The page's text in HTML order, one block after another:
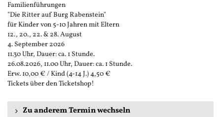
Familienführungen
"Die Ritter auf Burg Rabenstein"
für Kinder von 5-10 Jahren mit Eltern
12., 20., 22. & 28. August
4. September 2026
11.30 Uhr, Dauer: ca. 1 Stunde.
26.08.2026, 11.00 Uhr, Dauer: ca. 1 Stunde.
Erw. 10,00 € / Kind (4-14 J.) 4,50 €
Tickets über den Ticketshop!
Zu anderem Termin wechseln